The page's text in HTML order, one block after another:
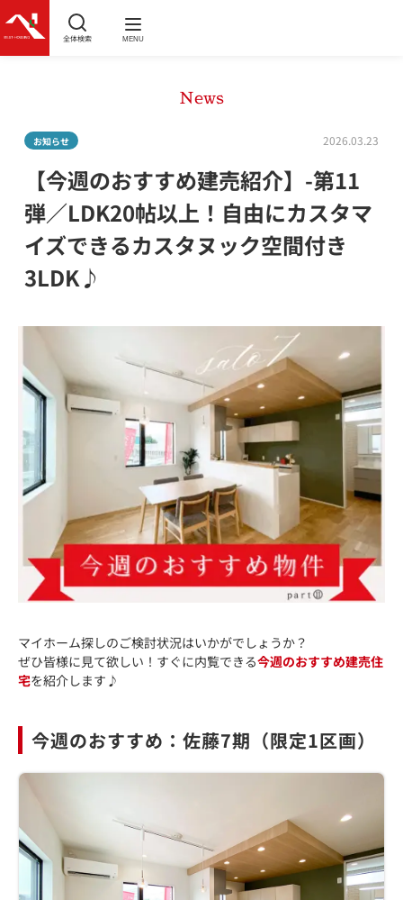
全体検索 MENU
News
お知らせ 2026.03.23
【今週のおすすめ建売紹介】-第11
弾／LDK20帖以上！自由にカスタマ
イズできるカスタヌック空間付き
3LDK♪
マイホーム探しのご検討状況はいかがでしょうか？
ぜひ皆様に見て欲しい！すぐに内覧できる今週のおすすめ建売住
宅を紹介します♪
今週のおすすめ：佐藤7期（限定1区画）